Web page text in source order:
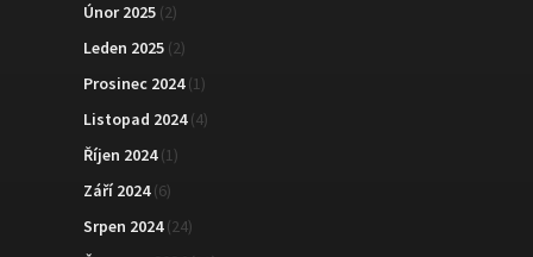
Únor 2025 (2)
Leden 2025 (2)
Prosinec 2024(1)
Listopad 2024(4)
Říjen 2024(1)
Září 2024(6)
Srpen 2024(24)